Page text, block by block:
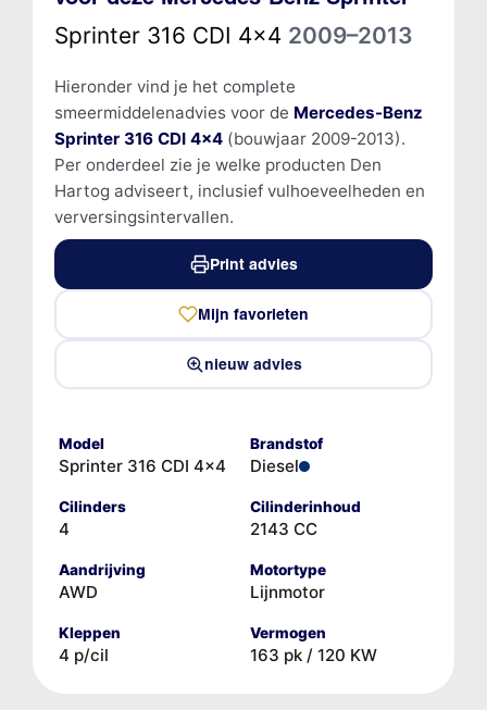
Sprinter 316 CDI 4x4 2009–2013
Hieronder vind je het complete
smeermiddelenadvies voor de Mercedes-Benz
Sprinter 316 CDI 4x4(bouwjaar 2009-2013).
Per onderdeel zie je welke producten Den
Hartog adviseert, inclusief vulhoeveelheden en
verversingsintervallen.
Print advies
Mijn favorieten
nieuw advies
Model
Sprinter 316 CDI 4x4
Brandstof
Diesel
Cilinders
4
Cilinderinhoud
2143 CC
Aandrijving
AWD
Motortype
Lijnmotor
Kleppen
4 p/cil
Vermogen
163 pk / 120 KW